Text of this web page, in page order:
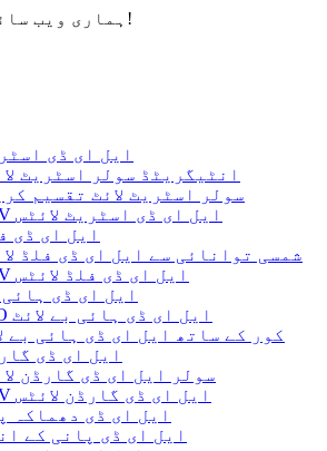
ہماری ویب سائٹس میں خوش آمدید!
ایل ای ڈی
انٹیگریٹڈ سولر اسٹریٹ
سولر اسٹریٹ لائٹ تقسیم
220V ایل ای ڈی اسٹریٹ لائٹس
ایل ای ڈی
شمسی توانائی سے ایل ای ڈی فلڈ
220V ایل ای ڈی فلڈ لائٹس
ایل ای ڈی ہائی
UFO ایل ای ڈی ہائی بے لائٹ
کور کے ساتھ ایل ای ڈی ہائی بے
ایل ای ڈی
سولر ایل ای ڈی گارڈن
220V ایل ای ڈی گارڈن لائٹس
ایل ای ڈی دھماکہ
ایل ای ڈی پانی کے